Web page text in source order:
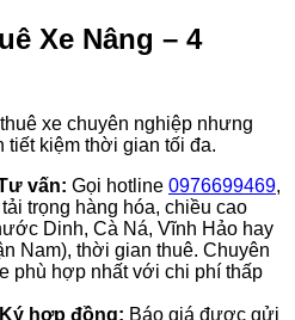
Xe Nâng – 4
xe chuyên nghiệp nhưng
tiết kiệm thời gian tối đa.
vấn: Gọi hotline 0976699469,
trọng hàng hóa, chiều cao
Dinh, Cà Ná, Vĩnh Hảo hay
Nam), thời gian thuê. Chuyên
phù hợp nhất với chi phí thấp
hợp đồng: Báo giá được gửi